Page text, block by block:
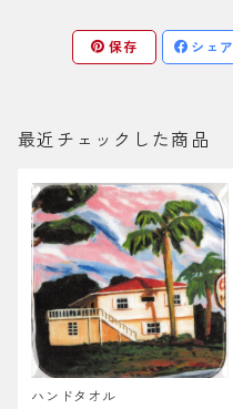
保存 シェア
最近チェックした商品
ハンドタオル